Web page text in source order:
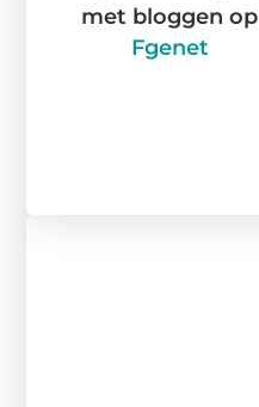
met bloggen op
Fgenet